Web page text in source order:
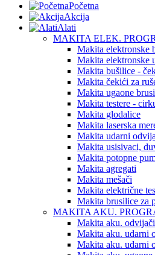
Početna
Akcija
Alati
MAKITA ELEK.
Makita elektronske
Makita elektronske
Makita bušilice -
Makita čekići za
Makita ugaone
Makita testere -
Makita glodalice
Makita laserska
Makita udarni
Makita usisivaci,
Makita potopne
Makita agregati
Makita mešači
Makita električne
Makita brusilice za
MAKITA AKU.
Makita aku.
Makita aku. udarni
Makita aku. udarni